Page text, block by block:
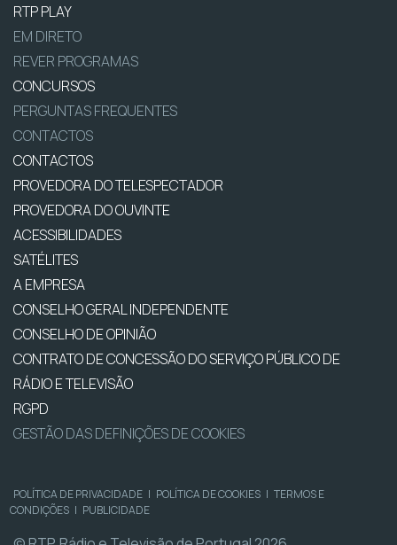
RTP PLAY
EM DIRETO
REVER PROGRAMAS
CONCURSOS
PERGUNTAS FREQUENTES
CONTACTOS
CONTACTOS
PROVEDORA DO TELESPECTADOR
PROVEDORA DO OUVINTE
ACESSIBILIDADES
SATÉLITES
A EMPRESA
CONSELHO GERAL INDEPENDENTE
CONSELHO DE OPINIÃO
CONTRATO DE CONCESSÃO DO SERVIÇO PÚBLICO DE
RÁDIO E TELEVISÃO
RGPD
GESTÃO DAS DEFINIÇÕES DE COOKIES
POLÍTICA DE PRIVACIDADE | POLÍTICA DE COOKIES | TERMOS E
CONDIÇÕES | PUBLICIDADE